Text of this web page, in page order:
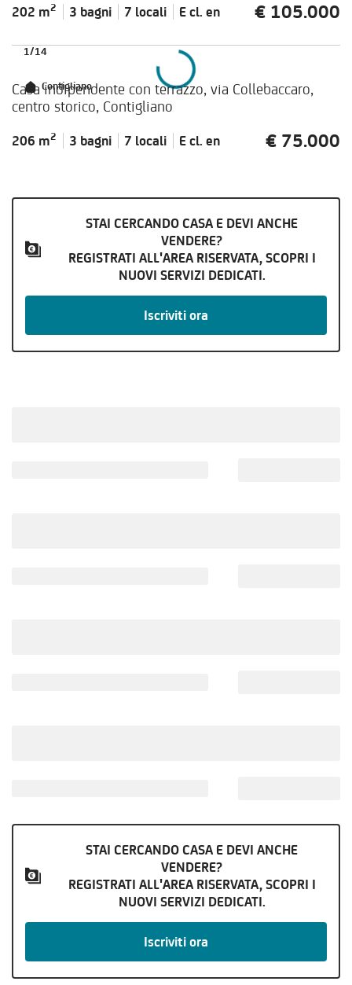
202 m2 3 bagni 7 locali E cl. en € 105.000
Contigliano
1/14
Casa indipendente con terrazzo, via Collebaccaro,
centro storico, Contigliano
206 m2 3 bagni 7 locali E cl. en € 75.000
STAI CERCANDO CASA E DEVI ANCHE
VENDERE?
REGISTRATI ALL'AREA RISERVATA, SCOPRI I
NUOVI SERVIZI DEDICATI.
Iscriviti ora
STAI CERCANDO CASA E DEVI ANCHE
VENDERE?
REGISTRATI ALL'AREA RISERVATA, SCOPRI I
NUOVI SERVIZI DEDICATI.
Iscriviti ora